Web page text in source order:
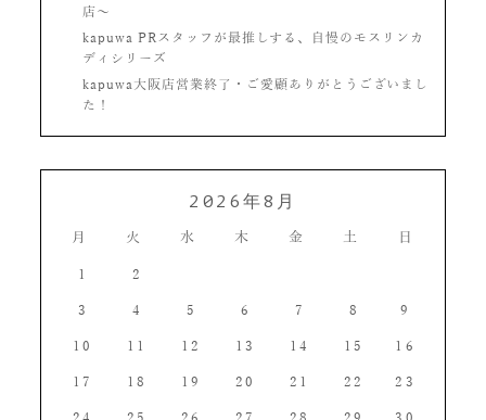
店〜
kapuwa PRスタッフが最推しする、自慢のモスリンカ
ディシリーズ
kapuwa大阪店営業終了・ご愛顧ありがとうございまし
た！
2026年8月
月 火 水 木 金 土 日
1 2
3 4 5 6 7 8 9
10 11 12 13 14 15 16
17 18 19 20 21 22 23